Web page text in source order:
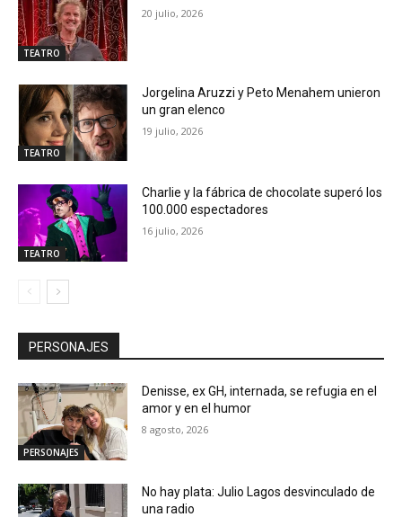
TEATRO
20 julio, 2026
TEATRO
Jorgelina Aruzzi y Peto Menahem unieron
un gran elenco
19 julio, 2026
TEATRO
Charlie y la fábrica de chocolate superó los
100.000 espectadores
16 julio, 2026
PERSONAJES
PERSONAJES
Denisse, ex GH, internada, se refugia en el
amor y en el humor
8 agosto, 2026
No hay plata: Julio Lagos desvinculado de
una radio